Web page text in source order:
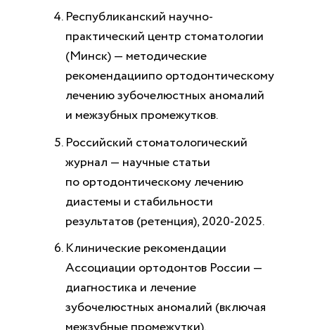
Республиканский научно-
практический центр стоматологии
(Минск) — методические
рекомендациипо ортодонтическому
лечению зубочелюстных аномалий
и межзубных промежутков.
Российский стоматологический
журнал — научные статьи
по ортодонтическому лечению
диастемы и стабильности
результатов (ретенция),2020-2025.
Клиническиерекомендации
Ассоциации ортодонтов России —
диагностика и лечение
зубочелюстных аномалий (включая